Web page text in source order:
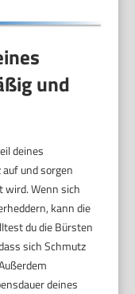
und
deines
und sorgen
wird. Wenn sich
kann die
du die Bürsten
sich Schmutz
deines